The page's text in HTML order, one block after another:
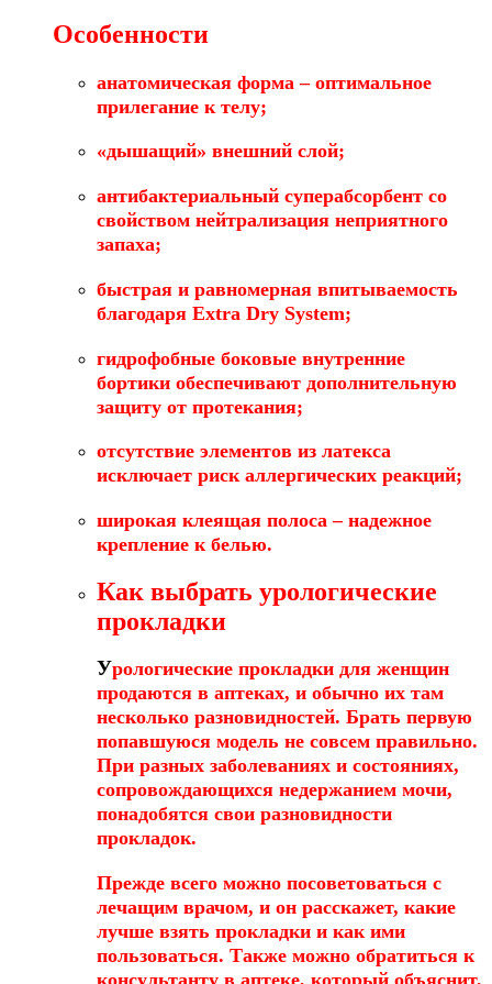
Особенности
анатомическая форма – оптимальное
прилегание к телу;
«дышащий» внешний слой;
антибактериальный суперабсорбент со
свойством нейтрализация неприятного
запаха;
быстрая и равномерная впитываемость
благодаря Extra Dry System;
гидрофобные боковые внутренние
бортики обеспечивают дополнительную
защиту от протекания;
отсутствие элементов из латекса
исключает риск аллергических реакций;
широкая клеящая полоса – надежное
крепление к белью.
Как выбрать урологические
прокладки
Урологические прокладки для женщин
продаются в аптеках, и обычно их там
несколько разновидностей. Брать первую
попавшуюся модель не совсем правильно.
При разных заболеваниях и состояниях,
сопровождающихся недержанием мочи,
понадобятся свои разновидности
прокладок.
Прежде всего можно посоветоваться с
лечащим врачом, и он расскажет, какие
лучше взять прокладки и как ими
пользоваться. Также можно обратиться к